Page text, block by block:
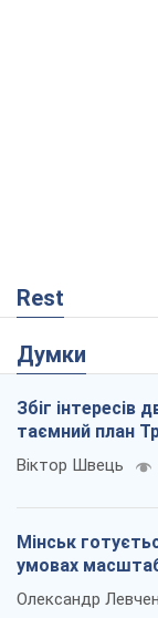
Rest
Думки
Збіг інтересів
таємний план
Віктор Швець
Мінськ
умовах
Олександр